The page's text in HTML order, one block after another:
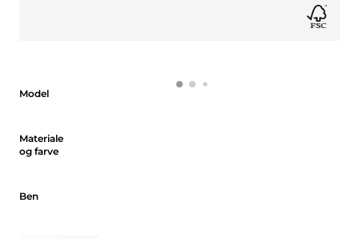
Model
Materiale
og farve
Ben